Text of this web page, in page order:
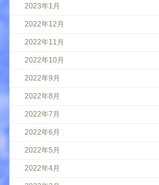
2023年1月
2022年12月
2022年11月
2022年10月
2022年9月
2022年8月
2022年7月
2022年6月
2022年5月
2022年4月